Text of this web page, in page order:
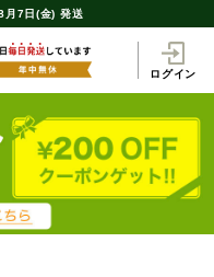
月7日(金) 発送
ログイン